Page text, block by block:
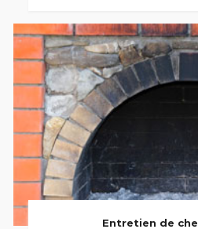
Entretien de